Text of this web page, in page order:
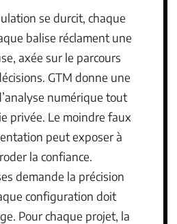
se durcit, chaque
balise réclament une
axée sur le parcours
GTM donne une
numérique tout
privée. Le moindre faux
peut exposer à
la confiance.
demande la précision
configuration doit
Pour chaque projet, la